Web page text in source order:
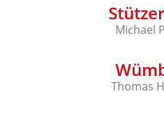
Michael
Thomas